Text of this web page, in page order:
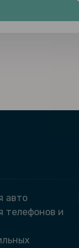
авто
телефонов и